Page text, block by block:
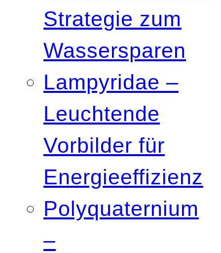
Strategie zum
Wassersparen
Lampyridae –
Leuchtende
Vorbilder für
Energieeffizienz
Polyquaternium
–